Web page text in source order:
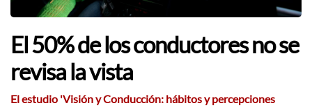
El 50% de los conductores no se
revisa la vista
El estudio 'Visión y Conducción: hábitos y percepciones